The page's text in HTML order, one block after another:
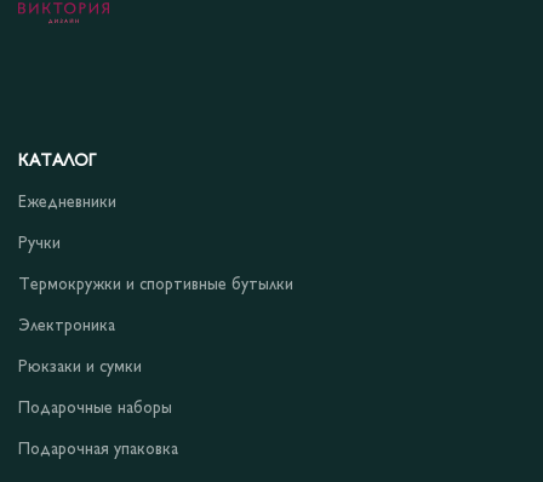
КАТАЛОГ
Ежедневники
Ручки
Термокружки и спортивные бутылки
Электроника
Рюкзаки и сумки
Подарочные наборы
Подарочная упаковка